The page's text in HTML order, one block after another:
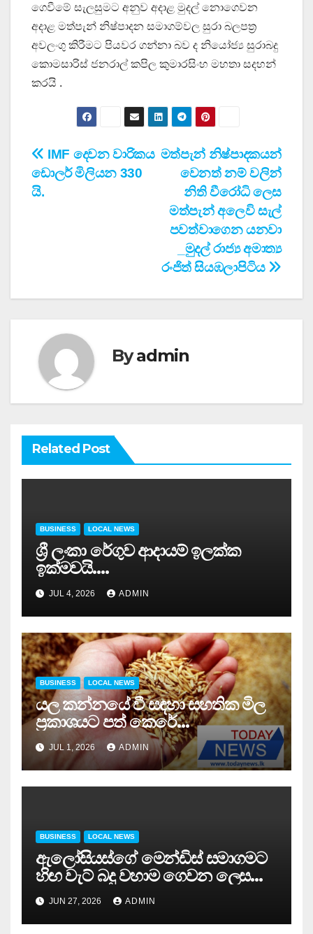
ගෙවීමේ සැලසුමට අනුව අදාළ මුදල් නොගෙවන
අදාළ මත්පැන් නිෂ්පාදන සමාගම්වල සුරා බලපත්‍ර
අවලංගු කිරීමට පියවර ගන්නා බව ද නියෝජ්‍ය සුරාබදු
කොමසාරිස් ජනරාල් කපිල කුමාරසිංහ මහතා සදහන්
කරයි .
Post
navigation
මත්පැන් නිෂ්පාදකයන්
වෙනත් නම් වලින්
නිති වීරෝධි ලෙස
මත්පැන් අලෙවි සැල්
පවත්වාගෙන යනවා
_මුදල් රාජ්‍ය අමාත්‍ය
රංජිත් සියඹලාපිටිය
IMF දෙවන වාරිකය
ඩොලර් මිලියන 330
යි.
Byadmin
Related Post
BUSINESS LOCAL NEWS
ශ්‍රී ලංකා රේගුව ආදායම් ඉලක්ක
ඉක්මවයි….
JUL 4, 2026 ADMIN
BUSINESS LOCAL NEWS
යල කන්නයේ වී සඳහා සහතික මිල
ප්‍රකාශයට පත් කෙරේ…
JUL 1, 2026 ADMIN
BUSINESS LOCAL NEWS
ඇලෝසියස්ගේ මෙන්ඩිස් සමාගමට
හිඟ වැට් බදු වහාම ගෙවන ලෙස
අධිකරණයෙන් නියෝග…
JUN 27, 2026 ADMIN